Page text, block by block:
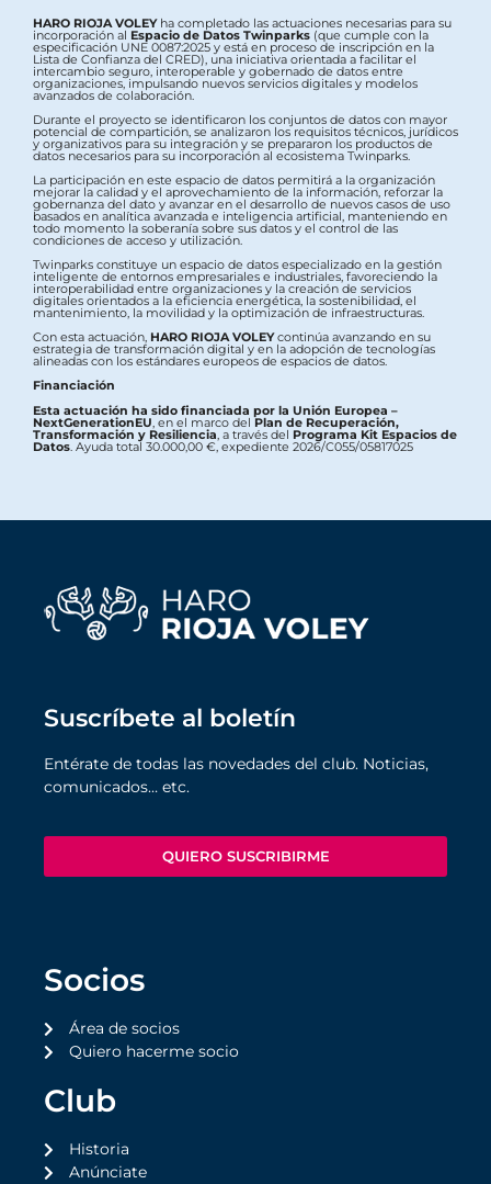
HARO RIOJA VOLEYha completado las actuaciones necesarias para su
incorporación al Espacio de Datos Twinparks (que cumple con la
especificación UNE 0087:2025 y está en proceso de inscripción en la
Lista de Confianza del CRED), una iniciativa orientada a facilitar el
intercambio seguro, interoperable y gobernado de datos entre
organizaciones, impulsando nuevos servicios digitales y modelos
avanzados de colaboración.
Durante el proyecto se identificaron los conjuntos de datos con mayor
potencial de compartición, se analizaron los requisitos técnicos, jurídicos
y organizativos para su integración y se prepararon los productos de
datos necesarios para su incorporación al ecosistema Twinparks.
La participación en este espacio de datos permitirá a la organización
mejorar la calidad y el aprovechamiento de la información, reforzar la
gobernanza del dato y avanzar en el desarrollo de nuevos casos de uso
basados en analítica avanzada e inteligencia artificial, manteniendo en
todo momento la soberanía sobre sus datos y el control de las
condiciones de acceso y utilización.
Twinparks constituye un espacio de datos especializado en la gestión
inteligente de entornos empresariales e industriales, favoreciendo la
interoperabilidad entre organizaciones y la creación de servicios
digitales orientados a la eficiencia energética, la sostenibilidad, el
mantenimiento, la movilidad y la optimización de infraestructuras.
Con esta actuación, HARO RIOJA VOLEYcontinúa avanzando en su
estrategia de transformación digital y en la adopción de tecnologías
alineadas con los estándares europeos de espacios de datos.
Financiación
Esta actuación ha sido financiada por la Unión Europea –
NextGenerationEU , en el marco delPlan de Recuperación,
Transformación y Resiliencia , a través del Programa Kit Espacios de
Datos . Ayuda total 30.000,00 €, expediente 2026/C055/05817025
Suscríbete al boletín
Entérate de todas las novedades del club. Noticias,
comunicados… etc.
QUIERO SUSCRIBIRME
Socios
Área de socios
Quiero hacerme socio
Club
Historia
Anúnciate